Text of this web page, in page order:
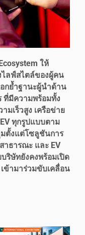
ให้
ไลฟ์สไตล์ของผู้คน
กย้ำฐานะผู้นำด้าน
ที่มีความพร้อมทั้ง
มเร็วสูง เครือข่าย
ทุกรูปแบบตาม
ตั้งแต่โซลูชันการ
าธารณะ และ EV
ริษัทยังคงพร้อมเปิด
ข้ามาร่วมขับเคลื่อน